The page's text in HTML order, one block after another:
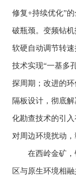
修复+持续优化”
破瓶颈。变频钻
软硬自动调节转
技术实现“一基多
探周期；改进的
隔板设计，彻底
化勘查技术的引
对周边环境扰动，
在西岭金矿
区与原生环境相